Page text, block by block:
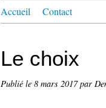
Accueil Contact
Le choix
Publié le 8 mars 2017par